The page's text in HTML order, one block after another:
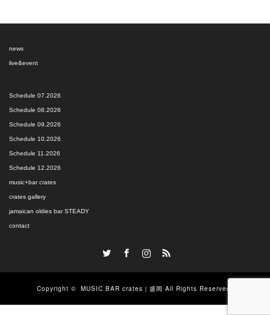
news
live&event
Schedule 07.2026
Schedule 08.2026
Schedule 09.2026
Schedule 10.2026
Schedule 11.2026
Schedule 12.2026
music+bar crates
crates gallery
jamaican oldies bar STEADY
contact
Copyright © MUSIC BAR crates｜盛岡 All Rights Reserved.